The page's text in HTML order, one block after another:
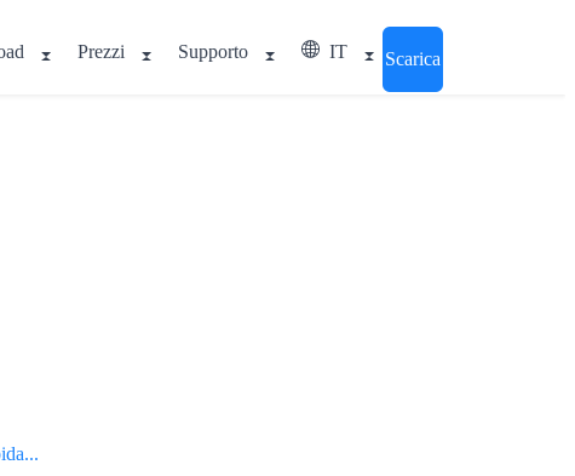
Prezzi Supporto IT Scarica